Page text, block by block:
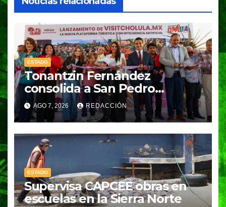
ESTADO
Tonantzin Fernández
consolida a San Pedro
Cholula como referente en
turismo inteligente
AGO 7, 2026 REDACCIÓN
ESTADO
Supervisa CAPCEE obras en
escuelas en la Sierra Norte